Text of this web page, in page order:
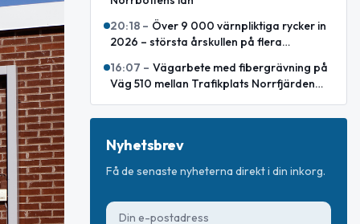
20:18 – Över 9 000 värnpliktiga rycker in
2026 – största årskullen på flera
16:07 – Vägarbete med fibergrävning på
Väg 510 mellan Trafikplats Norrfjärden
Nyhetsbrev
Få de senaste nyheterna direkt i din inkorg.